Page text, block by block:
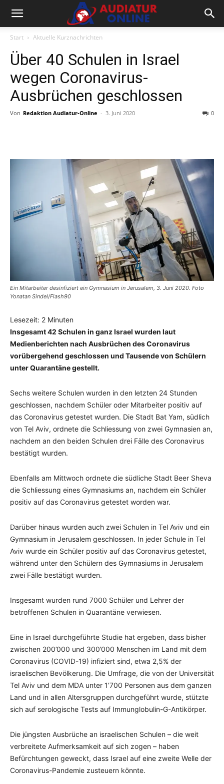
Start Aktuelle Kurznachrichten
Über 40 Schulen in Israel
wegen Coronavirus-
Ausbrüchen geschlossen
Von Redaktion Audiatur-Online - 3. Juni 2020 0
Ein Mitarbeiter desinfiziert ein Gymnasium in Jerusalem, 3. Juni 2020. Foto
Yonatan Sindel/Flash90
Lesezeit: 2 Minuten
Insgesamt 42 Schulen in ganz Israel wurden laut
Medienberichten nach Ausbrüchen des Coronavirus
vorübergehend geschlossen und Tausende von Schülern
unter Quarantäne gestellt.
Sechs weitere Schulen wurden in den letzten 24 Stunden
geschlossen, nachdem Schüler oder Mitarbeiter positiv auf
das Coronavirus getestet wurden. Die Stadt Bat Yam, südlich
von Tel Aviv, ordnete die Schliessung von zwei Gymnasien an,
nachdem an den beiden Schulen drei Fälle des Coronavirus
bestätigt wurden.
Ebenfalls am Mittwoch ordnete die südliche Stadt Beer Sheva
die Schliessung eines Gymnasiums an, nachdem ein Schüler
positiv auf das Coronavirus getestet worden war.
Darüber hinaus wurden auch zwei Schulen in Tel Aviv und ein
Gymnasium in Jerusalem geschlossen. In jeder Schule in Tel
Aviv wurde ein Schüler positiv auf das Coronavirus getestet,
während unter den Schülern des Gymnasiums in Jerusalem
zwei Fälle bestätigt wurden.
Insgesamt wurden rund 7000 Schüler und Lehrer der
betroffenen Schulen in Quarantäne verwiesen.
Eine in Israel durchgeführte Studie hat ergeben, dass bisher
zwischen 200’000 und 300’000 Menschen im Land mit dem
Coronavirus (COVID-19) infiziert sind, etwa 2,5% der
israelischen Bevölkerung. Die Umfrage, die von der Universität
Tel Aviv und dem MDA unter 1’700 Personen aus dem ganzen
Land und in allen Altersgruppen durchgeführt wurde, stützte
sich auf serologische Tests auf Immunglobulin-G-Antikörper.
Die jüngsten Ausbrüche an israelischen Schulen – die weit
verbreitete Aufmerksamkeit auf sich zogen – haben
Befürchtungen geweckt, dass Israel auf eine zweite Welle der
Coronavirus-Pandemie zusteuern könnte.